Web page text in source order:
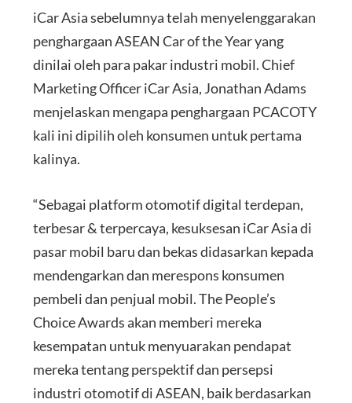
iCar Asia sebelumnya telah menyelenggarakan
penghargaan ASEAN Car of the Year yang
dinilai oleh para pakar industri mobil. Chief
Marketing Officer iCar Asia, Jonathan Adams
menjelaskan mengapa penghargaan PCACOTY
kali ini dipilih oleh konsumen untuk pertama
kalinya.
“Sebagai platform otomotif digital terdepan,
terbesar & terpercaya, kesuksesan iCar Asia di
pasar mobil baru dan bekas didasarkan kepada
mendengarkan dan merespons konsumen
pembeli dan penjual mobil. The People’s
Choice Awards akan memberi mereka
kesempatan untuk menyuarakan pendapat
mereka tentang perspektif dan persepsi
industri otomotif di ASEAN, baik berdasarkan